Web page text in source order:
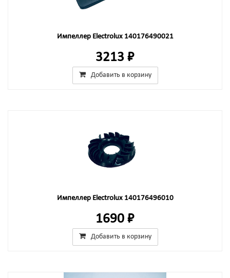
Импеллер Electrolux 140176490021
3213 ₽
Добавить в корзину
Импеллер Electrolux 140176496010
1690 ₽
Добавить в корзину